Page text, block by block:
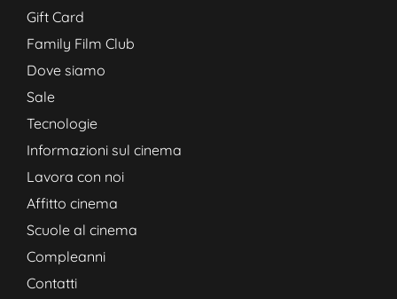
Gift Card
Family Film Club
Dove siamo
Sale
Tecnologie
Informazioni sul cinema
Lavora con noi
Affitto cinema
Scuole al cinema
Compleanni
Contatti